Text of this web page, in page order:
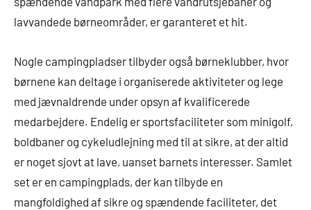
lavvandede børneområder, er garanteret et hit.
Nogle campingpladser tilbyder også børneklubber, hvor
børnene kan deltage i organiserede aktiviteter og lege
med jævnaldrende under opsyn af kvalificerede
medarbejdere. Endelig er sportsfaciliteter som minigolf,
boldbaner og cykeludlejning med til at sikre, at der altid
er noget sjovt at lave, uanset barnets interesser. Samlet
set er en campingplads, der kan tilbyde en
mangfoldighed af sikre og spændende faciliteter, det